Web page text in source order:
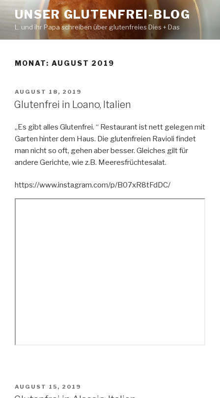
Inhalt
springen
UNSER GLUTENFREI-BLOG
L. und ihr Papa schreiben über glutenfreies Dies + Das
MONAT: AUGUST 2019
VERÖFFENTLICHT
AM
AUGUST 18, 2019
Glutenfrei in Loano, Italien
„Es gibt alles Glutenfrei. “ Restaurant ist nett gelegen mit
Garten hinter dem Haus. Die glutenfreien Ravioli findet
man nicht so oft, gehen aber besser. Gleiches gilt für
andere Gerichte, wie z.B. Meeresfrüchtesalat.
https://www.instagram.com/p/B07xR8tFdDC/
VERÖFFENTLICHT
AM
AUGUST 15, 2019